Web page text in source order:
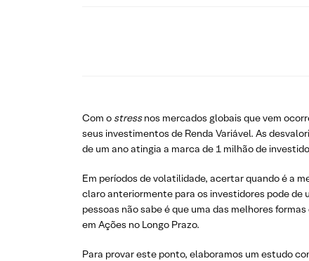
Com o stressnos mercados globais que vem
seus investimentos de Renda Variável. As
de um ano atingia a marca de 1 milhão de
Em períodos de volatilidade, acertar quando é a
claro anteriormente para os investidores pode de
pessoas não sabe é que uma das melhores
em Ações no Longo Prazo.
Para provar este ponto, elaboramos um estudo